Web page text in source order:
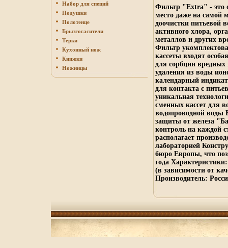
Набор для специй
Подушки
Полотенце
Брызгогасители
Терки
Кухонный нож
Книжки
Ножницы
Фильтр "Extra" - это
место даже на самой
доочистки питьевой
активного хлора,
металлов и других
Фильтр
кассеты входят
для сорбции
удаления из воды
календарный
для контакта с
уникальная
сменных кассет для
водопроводной
защиты от железа
контроль на каждой
располагает
лабораторией
бюро Европы, что
года
(в зависимости от
Производитель: